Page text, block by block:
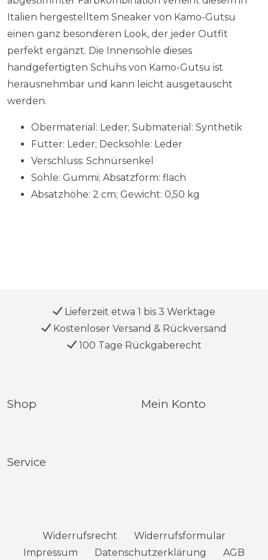
Italien hergestelltem Sneaker von Kamo-Gutsu
einen ganz besonderen Look, der jeder Outfit
perfekt ergänzt. Die Innensohle dieses
handgefertigten Schuhs von Kamo-Gutsu ist
herausnehmbar und kann leicht ausgetauscht
werden.
Obermaterial: Leder; Submaterial: Synthetik
Futter: Leder; Decksohle: Leder
Verschluss: Schnürsenkel
Sohle: Gummi; Absatzform: flach
Absatzhöhe: 2 cm; Gewicht: 0,50 kg
Lieferzeit etwa 1 bis 3 Werktage
Kostenloser Versand & Rückversand
100 Tage Rückgaberecht
Shop Mein Konto
Service
Widerrufs­recht
Widerrufs­formular
Impressum
Daten­schutz­erklärung AGB